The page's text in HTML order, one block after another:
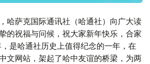
哈萨克国际通讯社（哈通社）向广大读
的祝福与问候，祝大家新年快乐，合家
是哈通社历史上值得纪念的一年，在
文网站，架起了哈中友谊的桥梁，为两